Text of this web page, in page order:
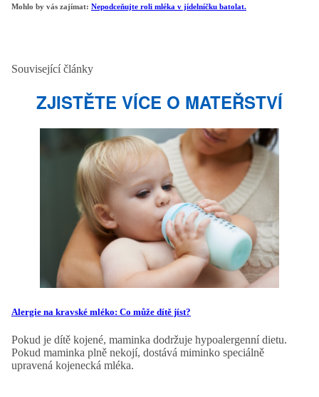
Mohlo by vás zajímat: Nepodceňujte roli mléka v jídelníčku batolat.
Související články
ZJISTĚTE VÍCE O MATEŘSTVÍ
Alergie na kravské mléko: Co může dítě jíst?
Pokud je dítě kojené, maminka dodržuje hypoalergenní dietu.
Pokud maminka plně nekojí, dostává miminko speciálně
upravená kojenecká mléka.